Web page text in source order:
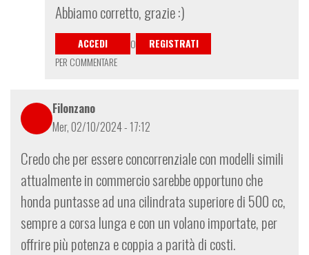
In
%AutoEntityLabel:
4634-
8180-
di
Liso
Abbiamo corretto, grazie :)
ACCEDI O
REGISTRATI
PER COMMENTARE
Filonzano
Mer, 02/10/2024 - 17:12
Credo che per essere concorrenziale con modelli simili
attualmente in commercio sarebbe opportuno che
honda puntasse ad una cilindrata superiore di 500 cc,
sempre a corsa lunga e con un volano importate, per
offrire più potenza e coppia a parità di costi.